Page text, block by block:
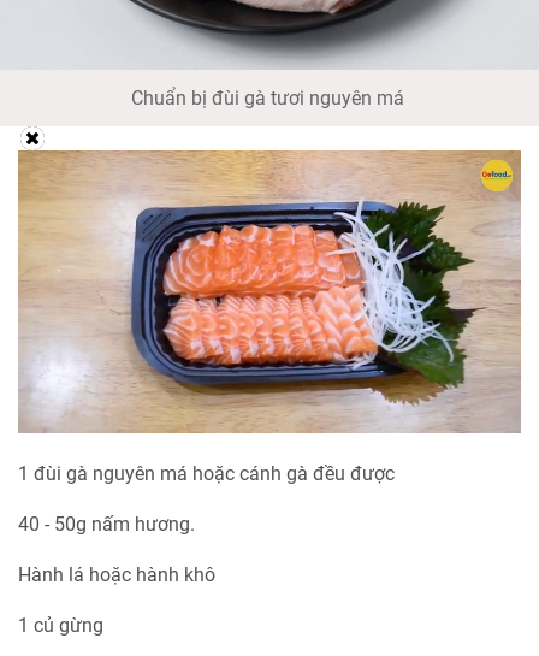
Chuẩn bị đùi gà tươi nguyên má
1 đùi gà nguyên má hoặc cánh gà đều được
40 - 50g nấm hương.
Hành lá hoặc hành khô
1 củ gừng